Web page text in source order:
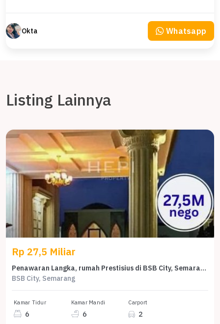
Okta Whatsapp
Listing Lainnya
Rp 27,5 Miliar
Penawaran Langka, rumah Prestisius di BSB City, Semarang, LB 1100m²
BSB City, Semarang
Kamar Tidur
6
Kamar Mandi
6
Carport
2